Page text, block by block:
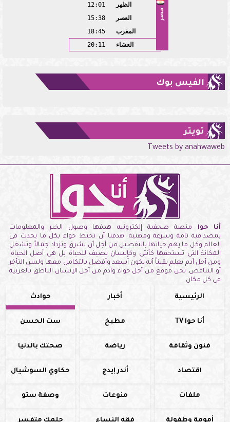
مصر
الظهر
12:01
العصر
15:38
المغرب
18:45
العشاء
20:11
الفيس بوك
تويتر
Tweets by anahwaweb
أنا حوا منصة صحفية إلكترونيه هدفها وصول الخبر والمعلومات
بمصداقية تامة وسرعة ومهنية. هدفنا أن نحيط حواء بكل ما يحدث فى
العالم وكل ما يهم حياتها بالتفصيل من أجل أن تشرق وتزداد جمالاً وتشغل
المكانة التى تستحقها كأنثى وكإنسان يضيف للحياة بل هى أصل الحياة.
ومن أجل آدم يعلم يقيناً أنه يكون أسعد وأفضل بالتكامل معها وليس التأخر
أو التناقض. نحن موقع من أجل حواء وآدم من أجل الإنسان الناطق بالعربية
فى كل مكان.
الرئيسية أخبار حوادث
أنا حوا TV مطبخ ست الحسن
فنون وثقافة رياضة صحتك بالدنيا
اقتصاد أندر إيدج حكاوي السوشيال
ملفات منوعات وصفة ستو
أمومة وطفولة فقه النساء حلمك متفسر